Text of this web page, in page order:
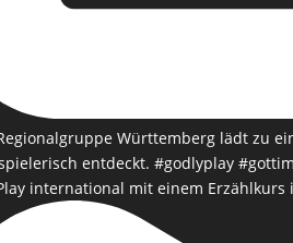
international mit einem Erzählkurs